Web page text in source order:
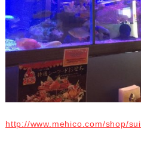
http://www.mehico.com/shop/